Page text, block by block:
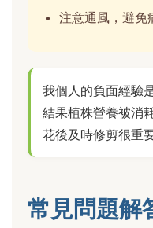
注意通風，避免
我個人的負面經驗
結果植株營養被消
花後及時修剪很重要
常見問題解